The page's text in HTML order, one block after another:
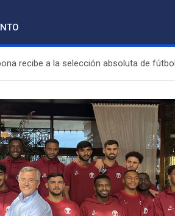
recibe a la selección absoluta de